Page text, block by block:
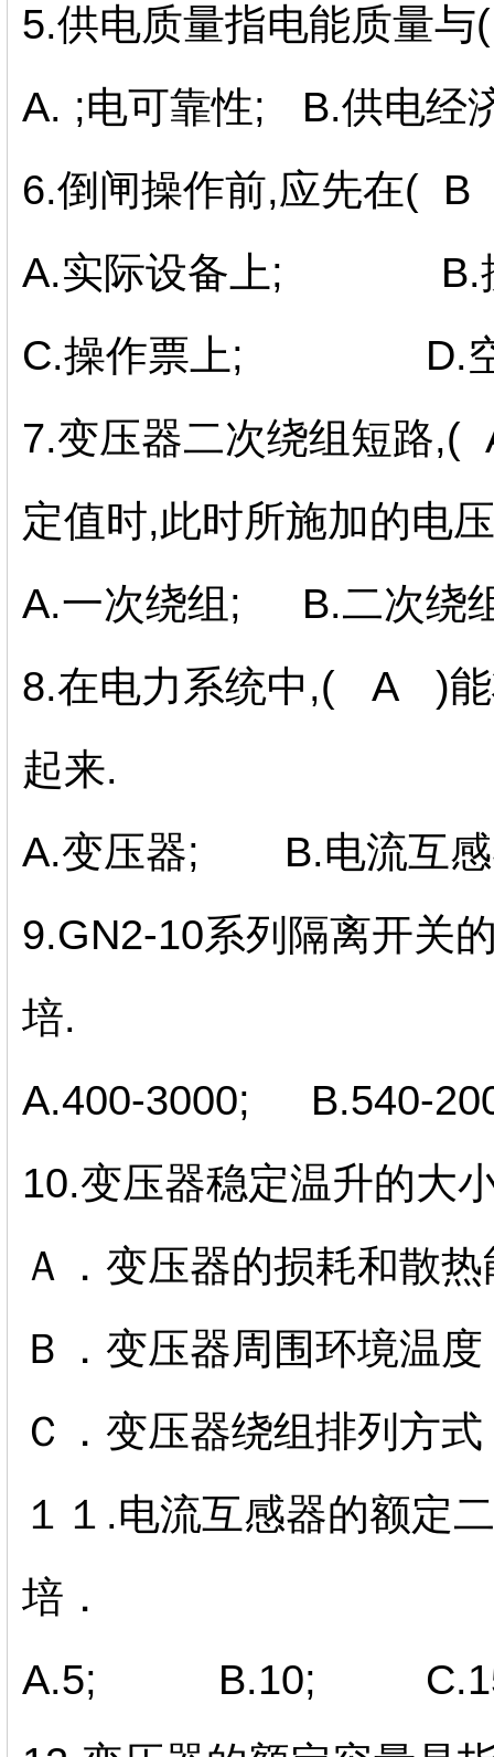
5.供电质量指电能质量
A. ;电可靠性; B.供电经
6.倒闸操作前,应先在( B
A.实际设备上; B.摸
C.操作票上; D.空
7.变压器二次绕组短路
定值时,此时所施加的电
A.一次绕组; B.二次绕
8.在电力系统中,( A )能
起来.
A.变压器; B.电流互
9.GN2-10系列隔离开
培.
A.400-3000; B.540-
10.变压器稳定温升的
Ａ．变压器的损耗和散
Ｂ．变压器周围环境温度
Ｃ．变压器绕组排列方式
１１.电流互感器的额
培．
A.5; B.10;